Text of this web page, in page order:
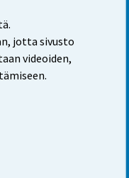
jotta sivusto
videoiden,